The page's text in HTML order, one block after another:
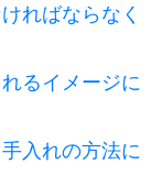
ればならなく
るイメージに
入れの方法に